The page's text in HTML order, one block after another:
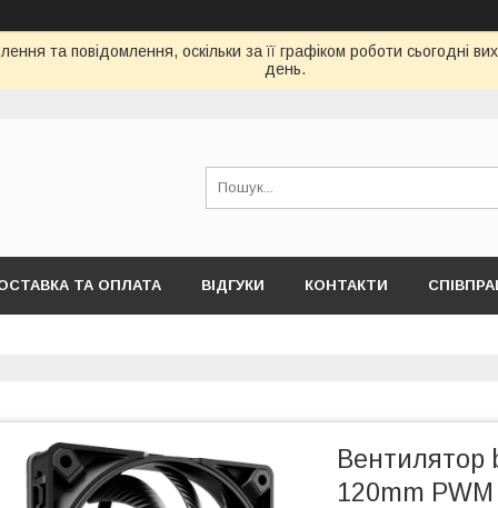
та повідомлення, оскільки за її графіком роботи сьогодні
день.
ТА ОПЛАТА ВІДГУКИ КОНТАКТИ
Вентилятор
120mm